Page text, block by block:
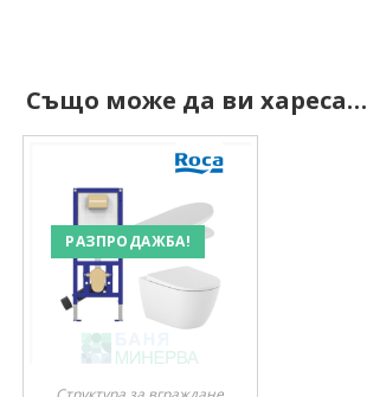
Също може да ви хареса…
РАЗПРОДАЖБА!